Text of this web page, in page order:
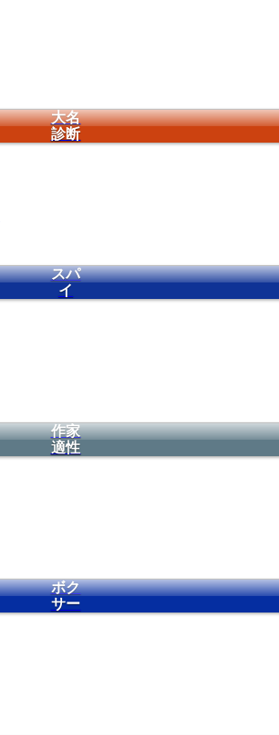
大名
診断
スパ
イ
作家
適性
ボク
サー